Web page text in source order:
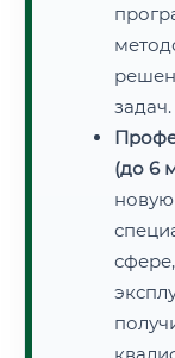
задач.
(до 6